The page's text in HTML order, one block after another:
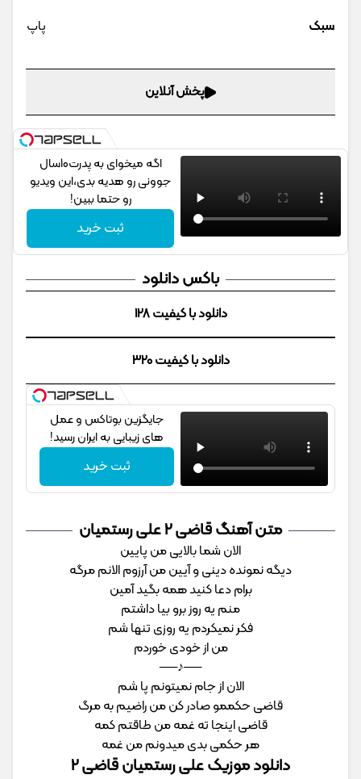
سبک پاپ
پخش آنلاین
اگه میخوای به پدرت10سال
جوونی رو هدیه بدی،این ویدیو
رو حتما ببین!
ثبت خرید
باکس دانلود
دانلود با کیفیت 128
دانلود با کیفیت 320
جایگزین بوتاکس و عمل
های زیبایی به ایران رسید!
ثبت خرید
متن آهنگ قاضی 2 علی رستمیان
اﻟﺎن ﺷﻤﺎ ﺑﺎﻟﺎﻳﻰ ﻣﻦ ﭘﺎﻳﻴﻦ
دﻳﮕﻪ ﻧﻤﻮﻧﺪه دﻳﻨﻰ و آﻳﻴﻦ ﻣﻦ آرزوم اﻟﺎﻧﻢ ﻣﺮﮔﻪ
ﺑﺮام دﻋﺎ ﻛﻨﻴﺪ ﻫﻤﻪ ﺑﮕﻴﺪ آﻣﻴﻦ
ﻣﻨﻢ ﻳﻪ روز ﺑﺮو ﺑﻴﺎ داﺷﺘﻢ
ﻓﻜﺮ ﻧﻤﻴﻜﺮدم ﻳﻪ روزی ﺗﻨﻬﺎ ﺷﻢ
ﻣﻦ از ﺧﻮدی ﺧﻮردم
──♪──
اﻟﺎن از ﺟﺎم ﻧﻤﻴﺘﻮﻧﻢ ﭘﺎ ﺷﻢ
ﻗﺎﺿﻰ ﺣﻜﻤﻤﻮ ﺻﺎدر ﻛﻦ ﻣﻦ راﺿﻴﻢ ﺑﻪ ﻣﺮگ
ﻗﺎﺿﻰ اﻳﻨﺠﺎ ﺗﻪ ﻏﻤﻪ ﻣﻦ ﻃﺎﻗﺘﻢ ﻛﻤﻪ
ﻫﺮ ﺣﻜﻤﻰ ﺑﺪی ﻣﻴﺪوﻧﻢ ﻣﻦ ﻏﻤﻪ
دانلود موزیک علی رستمیان قاضی 2